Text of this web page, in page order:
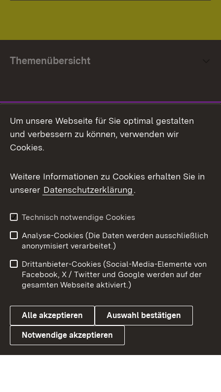
Themenübersicht
Facebook
X / Twitter
Youtube
Link zum Landesportal
Impressum
Kontakt
Barrierefreiheit
Datenschutz
Cookies
Um unsere Webseite für Sie optimal gestalten
und verbessern zu können, verwenden wir
Cookies.
Weitere Informationen zu Cookies erhalten Sie in
unserer Datenschutzerklärung.
Technisch notwendige Cookies
Analyse-Cookies (Die Daten werden ausschließlich
anonymisiert verarbeitet.)
Drittanbieter-Cookies (Social-Media-Elemente von
Facebook, X / Twitter und Google werden auf der
gesamten Webseite aktiviert.)
Alle akzeptieren Auswahl bestätigen
Notwendige akzeptieren